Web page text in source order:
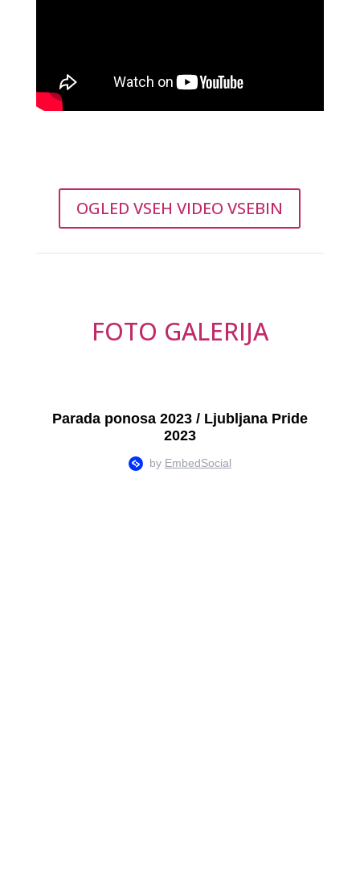
OGLED VSEH VIDEO VSEBIN
FOTO GALERIJA